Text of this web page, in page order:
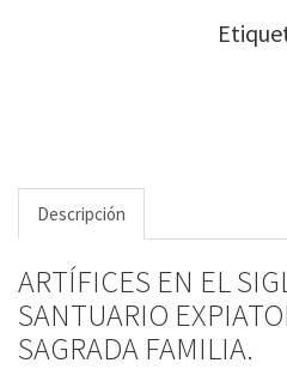
Descripción
ARTÍFICES EN EL
SANTUARIO
SAGRADA FAMILIA.